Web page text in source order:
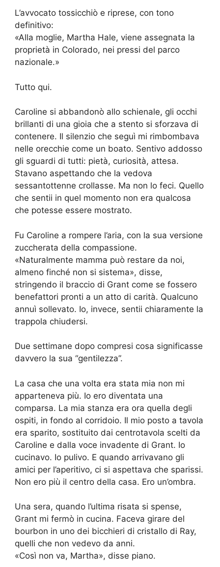
L’avvocato tossicchiò e riprese, con tono
definitivo:
«Alla moglie, Martha Hale, viene assegnata la
proprietà in Colorado, nei pressi del parco
nazionale.»
Tutto qui.
Caroline si abbandonò allo schienale, gli occhi
brillanti di una gioia che a stento si sforzava di
contenere. Il silenzio che seguì mi rimbombava
nelle orecchie come un boato. Sentivo addosso
gli sguardi di tutti: pietà, curiosità, attesa.
Stavano aspettando che la vedova
sessantottenne crollasse. Ma non lo feci. Quello
che sentii in quel momento non era qualcosa
che potesse essere mostrato.
Fu Caroline a rompere l’aria, con la sua versione
zuccherata della compassione.
«Naturalmente mamma può restare da noi,
almeno finché non si sistema», disse,
stringendo il braccio di Grant come se fossero
benefattori pronti a un atto di carità. Qualcuno
annuì sollevato. Io, invece, sentii chiaramente la
trappola chiudersi.
Due settimane dopo compresi cosa significasse
davvero la sua “gentilezza”.
La casa che una volta era stata mia non mi
apparteneva più. Io ero diventata una
comparsa. La mia stanza era ora quella degli
ospiti, in fondo al corridoio. Il mio posto a tavola
era sparito, sostituito dai centrotavola scelti da
Caroline e dalla voce invadente di Grant. Io
cucinavo. Io pulivo. E quando arrivavano gli
amici per l’aperitivo, ci si aspettava che sparissi.
Non ero più il centro della casa. Ero un’ombra.
Una sera, quando l’ultima risata si spense,
Grant mi fermò in cucina. Faceva girare del
bourbon in uno dei bicchieri di cristallo di Ray,
quelli che non vedevo da anni.
«Così non va, Martha», disse piano.